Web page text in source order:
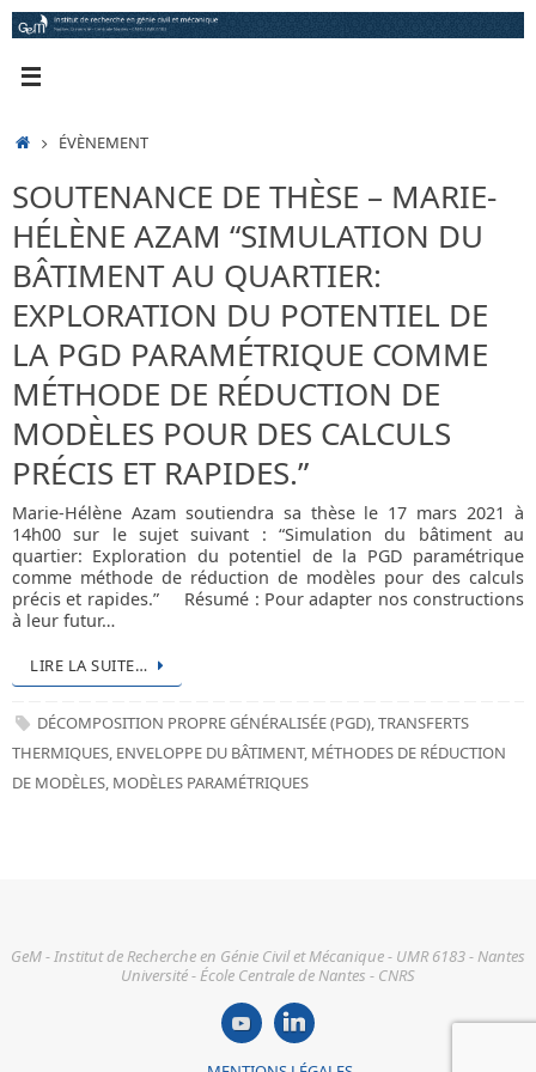
Passer
au
ACCUEIL
ÉVÈNEMENT
SOUTENANCE DE THÈSE – MARIE-
HÉLÈNE AZAM “SIMULATION DU
BÂTIMENT AU QUARTIER:
EXPLORATION DU POTENTIEL DE
LA PGD PARAMÉTRIQUE COMME
MÉTHODE DE RÉDUCTION DE
MODÈLES POUR DES CALCULS
PRÉCIS ET RAPIDES.”
Marie-Hélène Azam soutiendra sa thèse le 17 mars 2021 à
14h00 sur le sujet suivant : “Simulation du bâtiment au
quartier: Exploration du potentiel de la PGD paramétrique
comme méthode de réduction de modèles pour des calculs
précis et rapides.” Résumé : Pour adapter nos constructions
à leur futur…
LIRE LA SUITE…
DÉCOMPOSITION PROPRE GÉNÉRALISÉE (PGD),TRANSFERTS
THERMIQUES, ENVELOPPE DU BÂTIMENT, MÉTHODES DE RÉDUCTION
DE MODÈLES, MODÈLES PARAMÉTRIQUES
GeM - Institut de Recherche en Génie Civil et Mécanique - UMR 6183 - Nantes
Université - École Centrale de Nantes - CNRS